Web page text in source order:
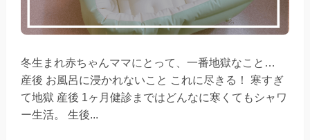
冬生まれ赤ちゃんママにとって、一番地獄なこと…
産後 お風呂に浸かれないこと これに尽きる！ 寒すぎ
て地獄 産後 1ヶ月健診まではどんなに寒くてもシャワ
ー生活。 生後...